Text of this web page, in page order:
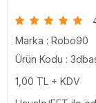
Marka : Robo90
Ürün Kodu :
1,00 TL + KDV